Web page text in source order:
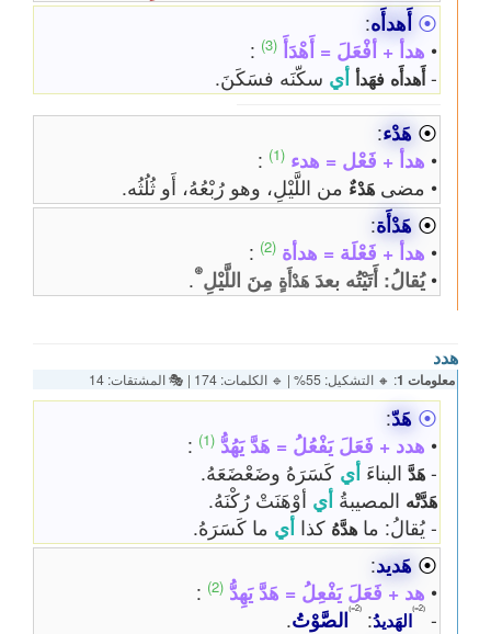
⦿ أَهدأَه:
• هدأ + أفْعَلَ = أَهْدَأَ (3)
:
-أَهدأَه فهَدأأيسكّنَه فسَكَنَ.
⦿ هَدْء:
• هدأ + فَعْل = هدء (1)
:
• مضى هَدْءٌمن اللَّيْلِ، وهو رُبْعُهُ، أَو ثُلُثُه.
⦿ هَدْأَة:
• هدأ + فَعْلَة = هدأة (2)
:
• يُقالُ: أَتَيْتُه بعدَ هَدْأَةٍمِنَ اللَّيْلِ⊛
.
هدد
معلومات 1 : 🔸 التشكيل: 55% | 🔹 الكلمات: 174 | 🎭 المشتقات: 14
⦿ هَدّ:
• هدد + فَعَلَ يَفْعُلُ = هَدَّ يَهُدُّ (1)
:
- هَدَّالبناءَأيكَسَرَهُ وضَعْضَعَهُ.
هَدَّتْهالمصيبةُأيأوْهَنَتْ رُكْنَهُ.
- يُقالُ: ما هدَّهُكذاأيما كَسَرَهُ.
⦿ هَديد:
• هد + فَعَلَ يَفْعِلُ = هَدَّ يَهِدُّ (2)
:
-
الهَديدُ: الصَّوْتُ.